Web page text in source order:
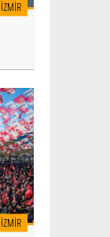
İZMIR
İZMIR